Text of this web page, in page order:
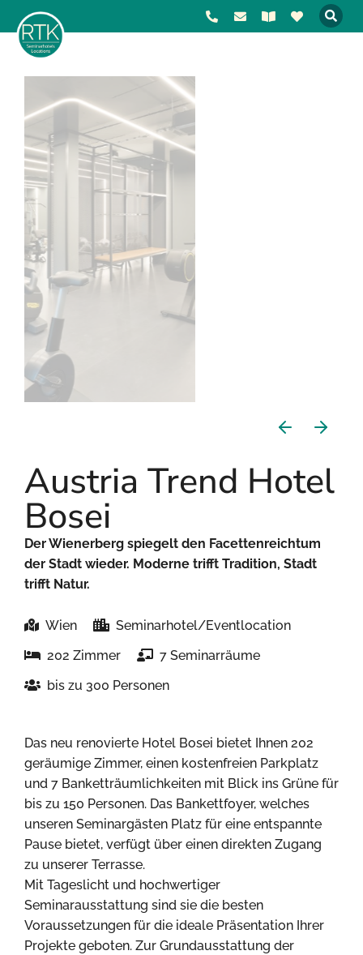
Austria Trend Hotel
Bosei
Der Wienerberg spiegelt den Facettenreichtum
der Stadt wieder. Moderne trifft Tradition, Stadt
trifft Natur.
Wien
Seminarhotel/Eventlocation
202 Zimmer
7 Seminarräume
bis zu 300 Personen
Das neu renovierte Hotel Bosei bietet Ihnen 202
geräumige Zimmer, einen kostenfreien Parkplatz
und 7 Banketträumlichkeiten mit Blick ins Grüne für
bis zu 150 Personen. Das Bankettfoyer, welches
unseren Seminargästen Platz für eine entspannte
Pause bietet, verfügt über einen direkten Zugang
zu unserer Terrasse.
Mit Tageslicht und hochwertiger
Seminarausstattung sind sie die besten
Voraussetzungen für die ideale Präsentation Ihrer
Projekte geboten. Zur Grundausstattung der